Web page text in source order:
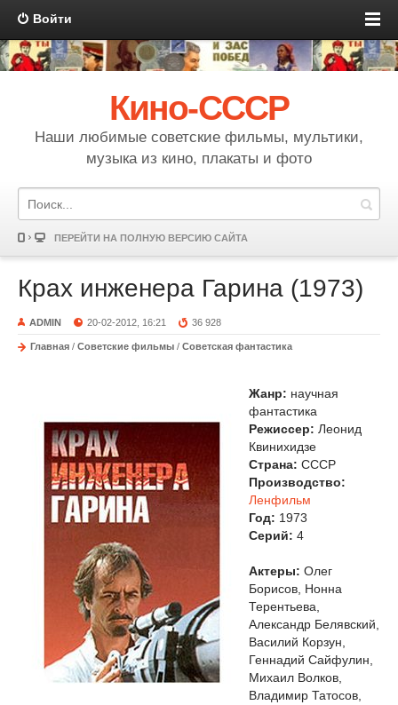
Войти
Кино-СССР
Наши любимые советские фильмы, мультики,
музыка из кино, плакаты и фото
ПЕРЕЙТИ НА ПОЛНУЮ ВЕРСИЮ САЙТА
Крах инженера Гарина (1973)
ADMIN 20-02-2012, 16:21 36 928
Главная / Советские фильмы / Советская фантастика
Жанр: научная
фантастика
Режиссер: Леонид
Квинихидзе
Страна: СССР
Производство:
Ленфильм
Год: 1973
Cерий: 4
Актеры: Олег
Борисов, Нонна
Терентьева,
Александр Белявский,
Василий Корзун,
Геннадий Сайфулин,
Михаил Волков,
Владимир Татосов,